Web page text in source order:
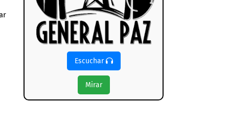
Escuchar
Mirar